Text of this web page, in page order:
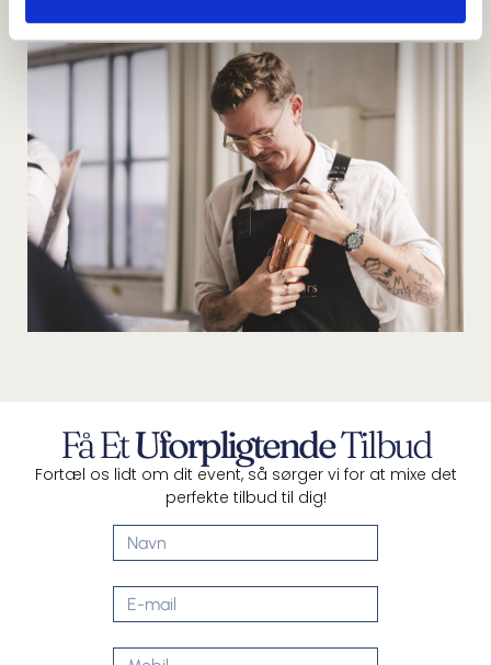
Få EtUforpligtendeTilbud
Fortæl os lidt om dit event, så sørger vi for at mixe det
perfekte tilbud til dig!